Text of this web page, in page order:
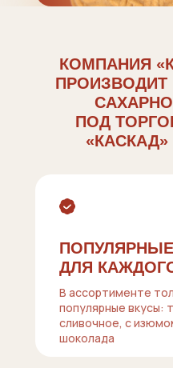
КОМПАНИЯ
ПРОИЗВОДИТ
ПОД
«КАСКАД»
ДЛЯ
В ассортименте
популярные вкусы:
сливочное, с
шоколада